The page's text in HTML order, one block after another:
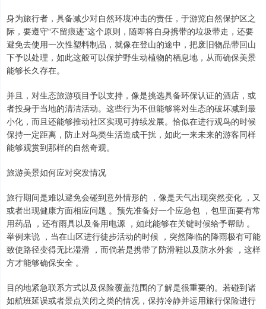
身为旅行者，具备减少对自然环境冲击的责任，于游览自然保护区之
际，要遵守“不留痕迹”这个原则，随即将自身携带的垃圾带走，还要
避免去使用一次性塑料制品，就像在登山的途中，把废旧物品带回山
下予以处理，如此这般可以保护野生动植物的栖息地，从而确保美景
能够长久存在。
并且，对生态旅游项目予以支持，像是挑选具备环保认证的酒店，或
者投身于当地的清洁活动。这些行为不但能够将对生态的破坏减到最
小化，而且还能够推动社区实现可持续发展。恰似在进行观鸟的时候
保持一定距离，防止对鸟类生活造成干扰，如此一来未来的游客同样
能够观赏到那样的自然奇观。
旅游美景如何应对突发情况
旅行期间是难以避免会碰到意外情形的 ，像是天气出现突然变化 ，又
或者出现健康方面相应问题 。预先准备好一个应急包 ，包里面要有常
用药品 ，还有雨具以及备用电源 ，如此能够在关键时候给予帮助 。
举例来说 ，当在山区进行徒步活动的时候 ，突然降临的降雨极有可能
致使路径变得无比湿滑 ，而倘若是携带了防滑鞋以及防水外套 ，这样
方才能够确保安全 。
目的地紧急联系方式以及保险覆盖范围的了解是很重要的。若碰到诸
如航班延误或者景点关闭之类的情况，保持冷静并运用旅行保险进行